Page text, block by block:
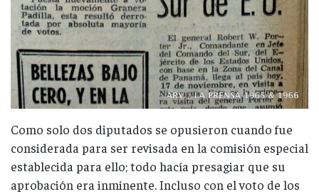
Como solo dos diputados se opusieron cuando fue
considerada para ser revisada en la comisión especial
establecida para ello; todo hacía presagiar que su
aprobación era inminente. Incluso con el voto de los